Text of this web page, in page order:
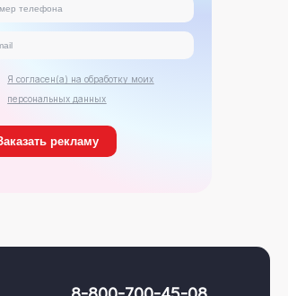
Я согласен(а) на обработку моих
персональных данных